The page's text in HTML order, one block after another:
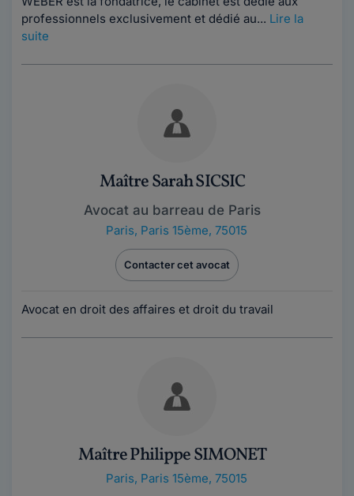
professionnels exclusivement et dédié au... Lire la
suite
Maître Sarah SICSIC
Avocat au barreau de Paris
Paris, Paris 15ème, 75015
Contacter cet avocat
Avocat en droit des affaires et droit du travail
Maître Philippe SIMONET
Paris, Paris 15ème, 75015